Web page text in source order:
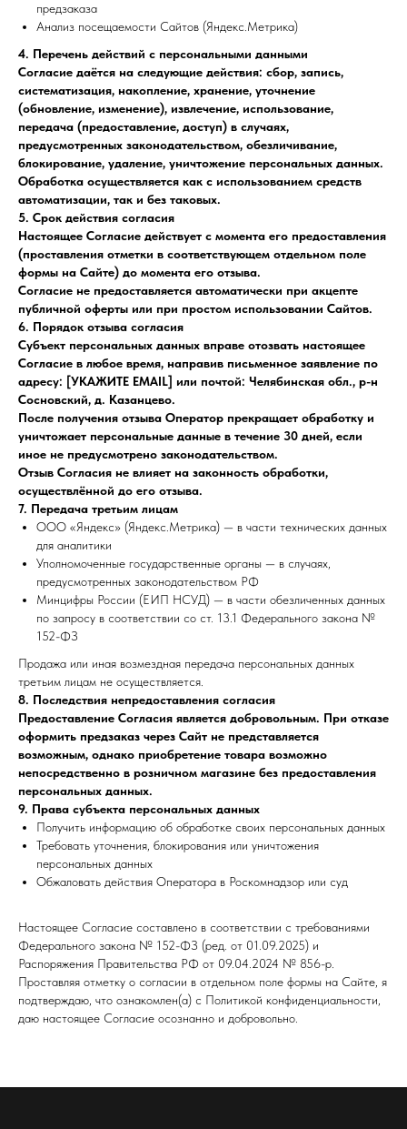
предзаказа
Анализ посещаемости Сайтов (Яндекс.Метрика)
4. Перечень действий с персональными данными
Согласие даётся на следующие действия: сбор, запись,
систематизация, накопление, хранение, уточнение
(обновление, изменение), извлечение, использование,
передача (предоставление, доступ) в случаях,
предусмотренных законодательством, обезличивание,
блокирование, удаление, уничтожение персональных данных.
Обработка осуществляется как с использованием средств
автоматизации, так и без таковых.
5. Срок действия согласия
Настоящее Согласие действует с момента его предоставления
(проставления отметки в соответствующем отдельном поле
формы на Сайте) до момента его отзыва.
Согласие не предоставляется автоматически при акцепте
публичной оферты или при простом использовании Сайтов.
6. Порядок отзыва согласия
Субъект персональных данных вправе отозвать настоящее
Согласие в любое время, направив письменное заявление по
адресу: [УКАЖИТЕ EMAIL] или почтой: Челябинская обл., р-н
Сосновский, д. Казанцево.
После получения отзыва Оператор прекращает обработку и
уничтожает персональные данные в течение 30 дней, если
иное не предусмотрено законодательством.
Отзыв Согласия не влияет на законность обработки,
осуществлённой до его отзыва.
7. Передача третьим лицам
ООО «Яндекс» (Яндекс.Метрика) — в части технических данных
для аналитики
Уполномоченные государственные органы — в случаях,
предусмотренных законодательством РФ
Минцифры России (ЕИП НСУД) — в части обезличенных данных
по запросу в соответствии со ст. 13.1 Федерального закона №
152-ФЗ
Продажа или иная возмездная передача персональных данных
третьим лицам не осуществляется.
8. Последствия непредоставления согласия
Предоставление Согласия является добровольным. При отказе
оформить предзаказ через Сайт не представляется
возможным, однако приобретение товара возможно
непосредственно в розничном магазине без предоставления
персональных данных.
9. Права субъекта персональных данных
Получить информацию об обработке своих персональных данных
Требовать уточнения, блокирования или уничтожения
персональных данных
Обжаловать действия Оператора в Роскомнадзор или суд
Настоящее Согласие составлено в соответствии с требованиями
Федерального закона № 152-ФЗ (ред. от 01.09.2025) и
Распоряжения Правительства РФ от 09.04.2024 № 856-р.
Проставляя отметку о согласии в отдельном поле формы на Сайте, я
подтверждаю, что ознакомлен(а) с Политикой конфиденциальности,
даю настоящее Согласие осознанно и добровольно.